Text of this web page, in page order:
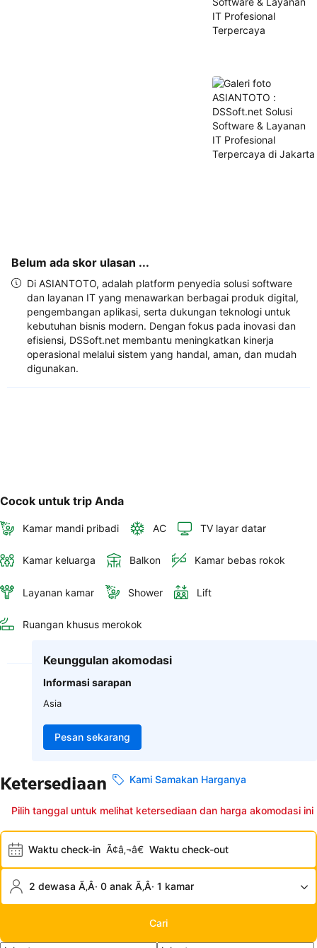
Belum ada skor ulasan ...
Di ASIANTOTO, adalah platform penyedia solusi software
dan layanan IT yang menawarkan berbagai produk digital,
pengembangan aplikasi, serta dukungan teknologi untuk
kebutuhan bisnis modern. Dengan fokus pada inovasi dan
efisiensi, DSSoft.net membantu meningkatkan kinerja
operasional melalui sistem yang handal, aman, dan mudah
digunakan.
Cocok untuk trip Anda
Kamar mandi pribadi AC TV layar datar
Kamar keluarga Balkon Kamar bebas rokok
Layanan kamar Shower Lift
Ruangan khusus merokok
Keunggulan akomodasi
Informasi sarapan
Asia
Pesan sekarang
Ketersediaan Kami Samakan Harganya
Pilih tanggal untuk melihat ketersediaan dan harga akomodasi ini
Waktu check-in Ã¢â‚¬â€ Waktu check-out
2 dewasa Ã‚Â· 0 anak Ã‚Â· 1 kamar
Cari